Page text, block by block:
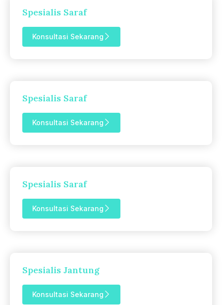
Spesialis Saraf
Konsultasi Sekarang
Spesialis Saraf
Konsultasi Sekarang
Spesialis Saraf
Konsultasi Sekarang
Spesialis Jantung
Konsultasi Sekarang